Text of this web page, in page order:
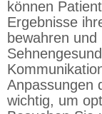
können
Ergebnisse
bewahren
Anpassungen
wichtig, um